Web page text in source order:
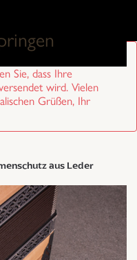
Sie, dass Ihre
wird. Vielen
Grüßen, Ihr
aus Leder